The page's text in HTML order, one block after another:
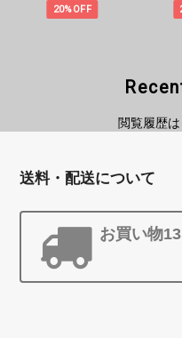
20%OFF
閲覧履歴は
送料・配送について
お買い物